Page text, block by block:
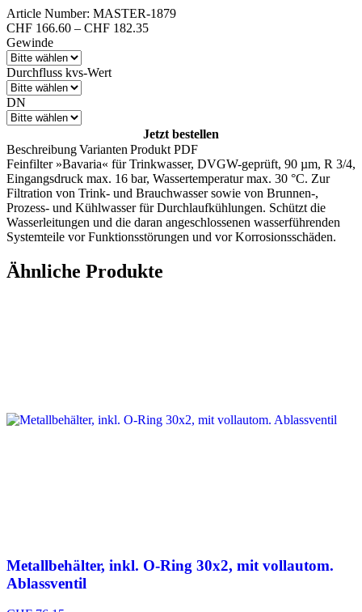
Article Number: MASTER-1879
CHF 166.60 – CHF 182.35Preisspanne:
Gewinde
Durchfluss kvs-Wert
DN
Jetzt bestellen
BeschreibungVarianten Produkt PDF
Feinfilter »Bavaria« für Trinkwasser, DVGW-geprüft, 90 µm, R 3/4,
Eingangsdruck max. 16 bar, Wassertemperatur max. 30 °C. Zur
Filtration von Trink- und Brauchwasser sowie von Brunnen-,
Prozess- und Kühlwasser für Durchlaufkühlungen. Schützt die
Wasserleitungen und die daran angeschlossenen wasserführenden
Systemteile vor Funktionsstörungen und vor Korrosionsschäden.
Ähnliche Produkte
Metallbehälter, inkl. O-Ring 30x2, mit vollautom.
Ablassventil